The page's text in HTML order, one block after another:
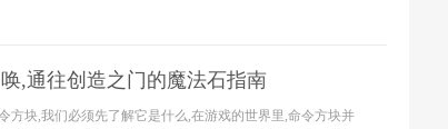
,通往创造之门的魔法石指南
方块,我们必须先了解它是什么,在游戏的世界里,命令方块并